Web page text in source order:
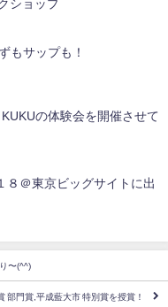
ショップ
もサップも！
の体験会を開催させて
８＠東京ビッグサイトに出
〜(^^)
部門賞,平成藍大市 特別賞を授賞！